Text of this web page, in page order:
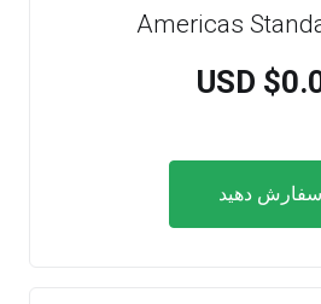
Americas
$0.00
سفارش دهید